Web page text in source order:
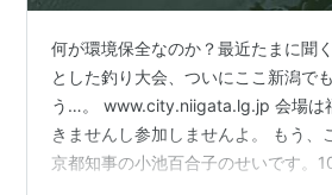
何が環境保全なのか？最近たまに聞
とした釣り大会、ついにここ新潟で
う…。 www.city.niigata.lg.jp 会場は
きませんし参加しませんよ。 もう、
京都知事の小池百合子のせいです。